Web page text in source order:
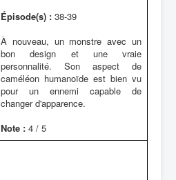
Épisode(s) : 38-39
À nouveau, un monstre avec un
bon design et une vraie
personnalité. Son aspect de
caméléon humanoïde est bien vu
pour un ennemi capable de
changer d'apparence.
Note : 4 / 5